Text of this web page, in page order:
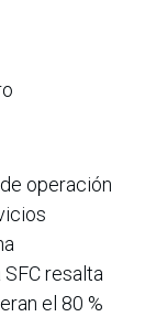
operación
resalta
el 80 %